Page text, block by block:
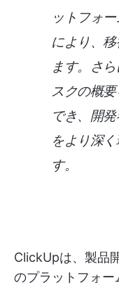
ットフォ
により、
ます。さ
スクの概
でき、開
をより深
す。
ClickUpは、製品
のプラットフォー